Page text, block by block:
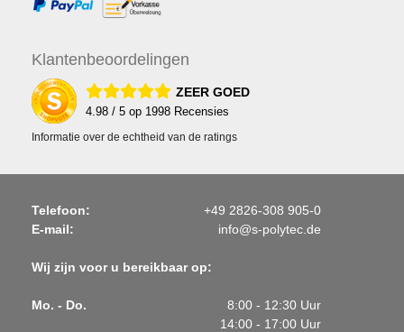
Klantenbeoordelingen
ZEER GOED
4.98 / 5 op 1998 Recensies
Informatie over de echtheid van de ratings
Telefoon:
+49 2826-308 905-0
E-mail:
info@s-polytec.de
Wij zijn voor u bereikbaar op:
Mo. - Do.
8:00 - 12:30 Uur
14:00 - 17:00 Uur